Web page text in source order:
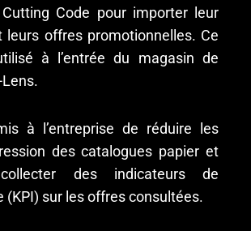
Code pour importer leur
leurs offres promotionnelles. Ce
à l’entrée du magasin de
à l’entreprise de réduire les
des catalogues papier et
des indicateurs de
(KPI) sur les offres consultées.